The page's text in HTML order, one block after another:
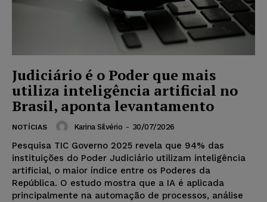
Judiciário é o Poder que mais
utiliza inteligência artificial no
Brasil, aponta levantamento
NOTÍCIAS Karina Silvério - 30/07/2026
Pesquisa TIC Governo 2025 revela que 94% das
instituições do Poder Judiciário utilizam inteligência
artificial, o maior índice entre os Poderes da
República. O estudo mostra que a IA é aplicada
principalmente na automação de processos, análise